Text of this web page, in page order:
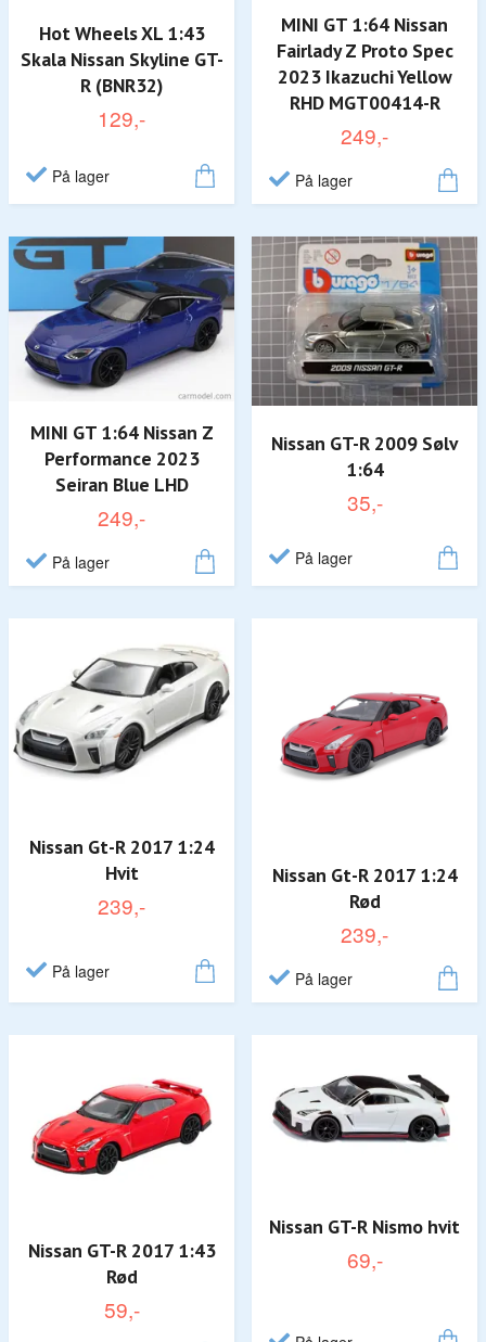
Hot Wheels XL 1:43
Skala Nissan Skyline GT-
R (BNR32)
129,-
På lager
MINI GT 1:64 Nissan
Fairlady Z Proto Spec
2023 Ikazuchi Yellow
RHD MGT00414-R
249,-
På lager
MINI GT 1:64 Nissan Z
Performance 2023
Seiran Blue LHD
249,-
På lager
Nissan GT-R 2009 Sølv
1:64
35,-
På lager
Nissan Gt-R 2017 1:24
Hvit
239,-
På lager
Nissan Gt-R 2017 1:24
Rød
239,-
På lager
Nissan GT-R 2017 1:43
Rød
59,-
Nissan GT-R Nismo hvit
69,-